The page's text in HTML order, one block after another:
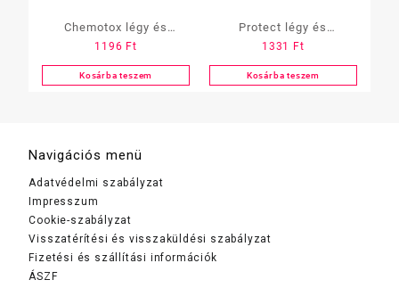
Chemotox légy és
szúnyogirtó, 300 ml
1196 Ft
Kosárba teszem
Protect légy és
szúnyogirtó aer. 400ml
1331 Ft
Kosárba teszem
Navigációs menü
Adatvédelmi szabályzat
Impresszum
Cookie-szabályzat
Visszatérítési és visszaküldési szabályzat
Fizetési és szállítási információk
ÁSZF